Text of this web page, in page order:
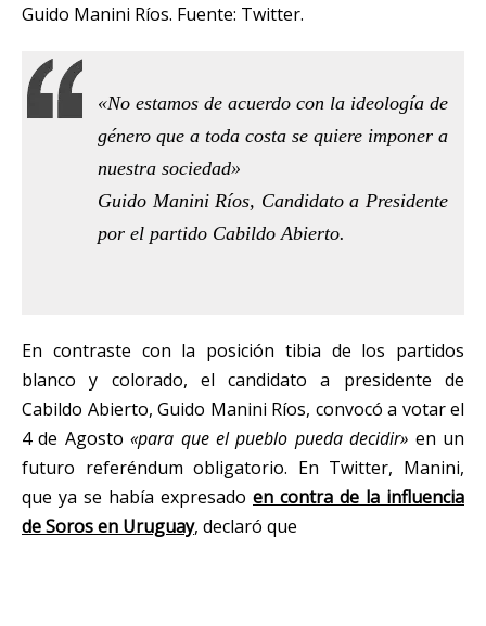
Guido Manini Ríos. Fuente: Twitter.
«No estamos de acuerdo con la ideología de
género que a toda costa se quiere imponer a
nuestra sociedad»
Guido Manini Ríos, Candidato a Presidente
por el partido Cabildo Abierto.
En contraste con la posición tibia de los partidos
blanco y colorado, el candidato a presidente de
Cabildo Abierto, Guido Manini Ríos, convocó a votar el
4 de Agosto «para que el pueblo pueda decidir» en un
futuro referéndum obligatorio. En Twitter, Manini,
que ya se había expresado en contra de la influencia
de Soros en Uruguay, declaró que